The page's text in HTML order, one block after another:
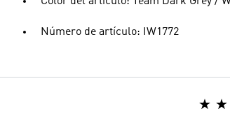
Número de artículo: IW1772